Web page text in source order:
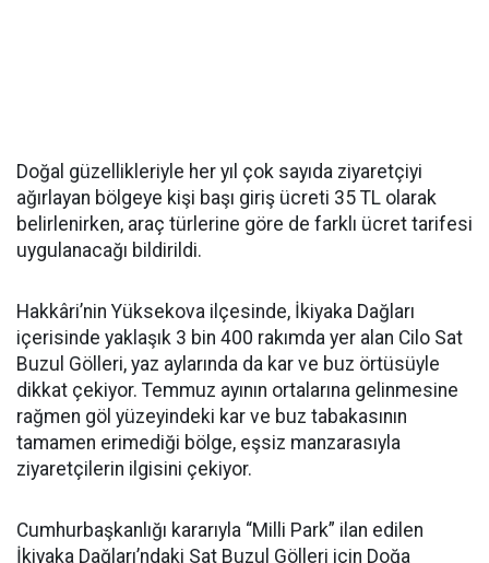
Doğal güzellikleriyle her yıl çok sayıda ziyaretçiyi
ağırlayan bölgeye kişi başı giriş ücreti 35 TL olarak
belirlenirken, araç türlerine göre de farklı ücret tarifesi
uygulanacağı bildirildi.
Hakkâri’nin Yüksekova ilçesinde, İkiyaka Dağları
içerisinde yaklaşık 3 bin 400 rakımda yer alan Cilo Sat
Buzul Gölleri, yaz aylarında da kar ve buz örtüsüyle
dikkat çekiyor. Temmuz ayının ortalarına gelinmesine
rağmen göl yüzeyindeki kar ve buz tabakasının
tamamen erimediği bölge, eşsiz manzarasıyla
ziyaretçilerin ilgisini çekiyor.
Cumhurbaşkanlığı kararıyla “Milli Park” ilan edilen
İkiyaka Dağları’ndaki Sat Buzul Gölleri için Doğa